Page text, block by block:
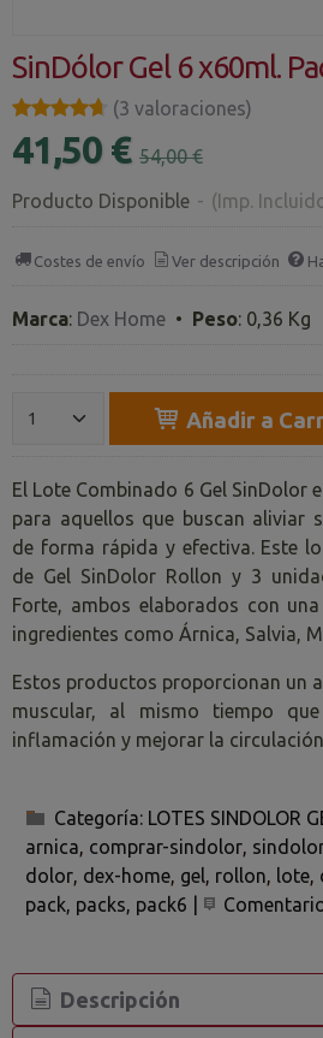
SinDólor Gel 6 x60ml.
★★★★★
★★★★★ (3 valoraciones)
41,50 € 54,00 €
Producto Disponible - (Imp.
Costes de envío Ver descripción
Marca: Dex Home • Peso: 0,36 Kg
Añadir a
El Lote Combinado 6 Gel SinDolor
para aquellos que buscan aliviar
de forma rápida y efectiva. Este
de Gel SinDolor Rollon y 3
Forte, ambos elaborados con
ingredientes como Árnica, Salvia,
Estos productos proporcionan un
muscular, al mismo tiempo
inflamación y mejorar la
Categoría: LOTES SINDOLOR
arnica comprar-sindolor
dolor dex-home gel rollon lote
pack packs pack6
Descripción